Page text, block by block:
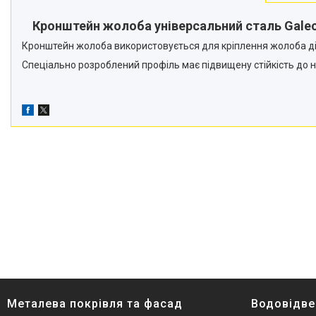
Кронштейн жолоба універсальний сталь
Кронштейн жолоба використовується для кріплення жолоба
Спеціально розроблений профіль має підвищену стійкість
Металева покрівля та фасад